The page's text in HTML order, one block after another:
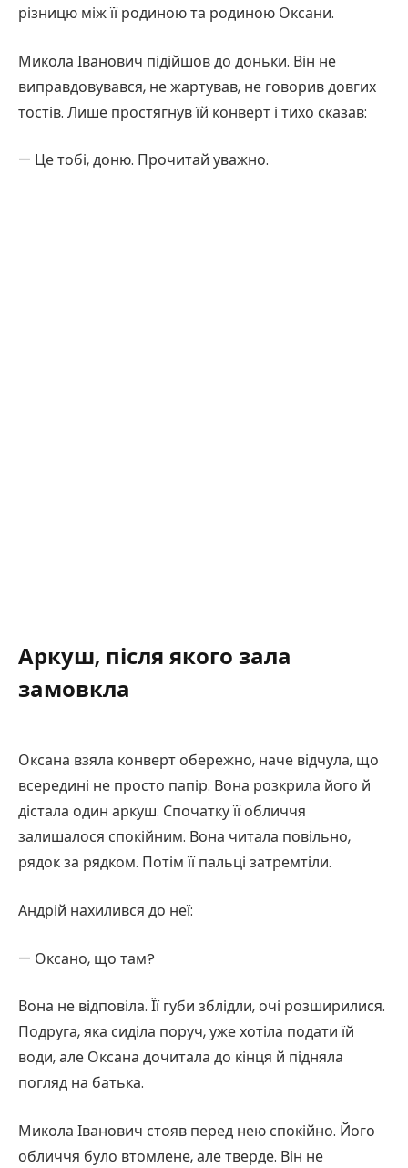
різницю між її родиною та родиною Оксани.
Микола Іванович підійшов до доньки. Він не
виправдовувався, не жартував, не говорив довгих
тостів. Лише простягнув їй конверт і тихо сказав:
— Це тобі, доню. Прочитай уважно.
Аркуш, після якого зала
замовкла
Оксана взяла конверт обережно, наче відчула, що
всередині не просто папір. Вона розкрила його й
дістала один аркуш. Спочатку її обличчя
залишалося спокійним. Вона читала повільно,
рядок за рядком. Потім її пальці затремтіли.
Андрій нахилився до неї:
— Оксано, що там?
Вона не відповіла. Її губи зблідли, очі розширилися.
Подруга, яка сиділа поруч, уже хотіла подати їй
води, але Оксана дочитала до кінця й підняла
погляд на батька.
Микола Іванович стояв перед нею спокійно. Його
обличчя було втомлене, але тверде. Він не